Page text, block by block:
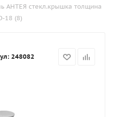
АНТЕЯ стекл.крышка толщина
18 (8)
248082